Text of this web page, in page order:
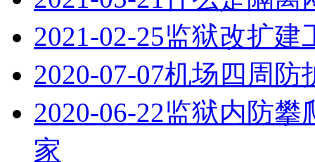
2021-02-25监狱改扩建
2020-07-07机场四周防
2020-06-22监狱内防攀
家